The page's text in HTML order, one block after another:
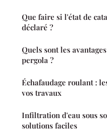
Que faire si l'état de
déclaré ?
Quels sont les
pergola ?
Échafaudage roulant :
vos travaux
Infiltration d'eau sous
solutions faciles